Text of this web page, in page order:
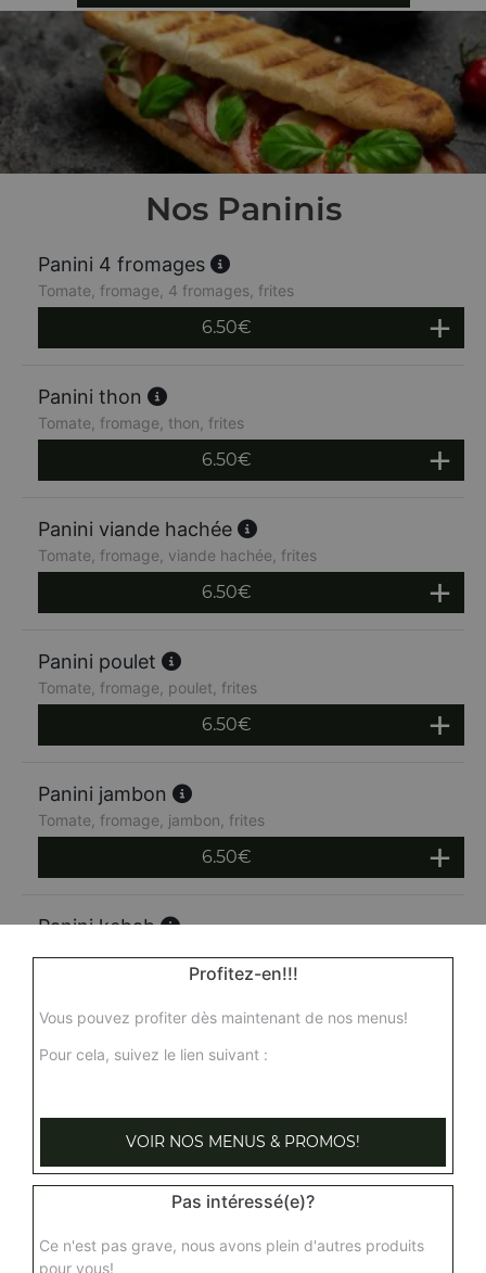
Nos Paninis
Panini 4 fromages
Tomate, fromage, 4 fromages, frites
6.50€
Panini thon
Tomate, fromage, thon, frites
6.50€
Panini viande hachée
Tomate, fromage, viande hachée, frites
6.50€
Panini poulet
Tomate, fromage, poulet, frites
6.50€
Panini jambon
Tomate, fromage, jambon, frites
6.50€
Panini kebab
Panini merguez
6.50€
Panini mixte
Base tomate ou base crème + 2 ingrédients au choix
8.50€
Profitez-en!!!
Vous pouvez profiter dès maintenant de nos menus!
Pour cela, suivez le lien suivant :
VOIR NOS MENUS & PROMOS!
Pas intéressé(e)?
Ce n'est pas grave, nous avons plein d'autres produits
pour vous!